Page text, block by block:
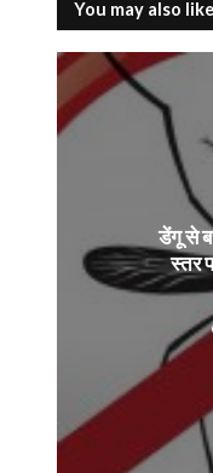
o
o
k
You may also like
डेंगू से
स्तर